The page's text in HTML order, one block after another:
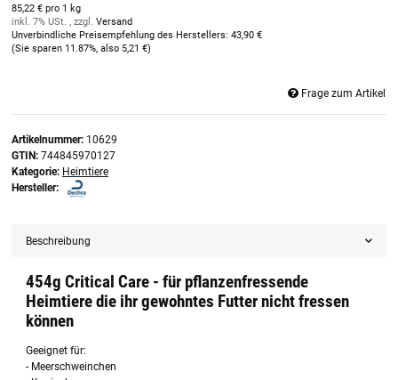
85,22 € pro 1 kg
inkl. 7% USt. , zzgl. Versand
Unverbindliche Preisempfehlung des Herstellers: 43,90 €
(Sie sparen 11.87%, also 5,21 €)
Frage zum Artikel
Artikelnummer: 10629
GTIN: 744845970127
Kategorie: Heimtiere
Hersteller:
Beschreibung
454g Critical Care - für pflanzenfressende
Heimtiere die ihr gewohntes Futter nicht fressen
können
Geeignet für:
- Meerschweinchen